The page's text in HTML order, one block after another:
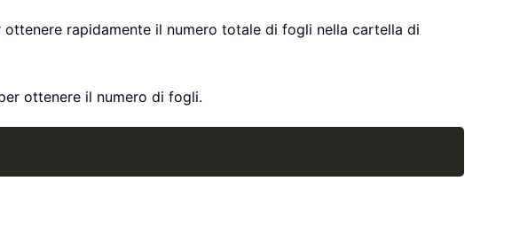
ottenere rapidamente il numero totale di fogli nella cartella di
ottenere il numero di fogli.